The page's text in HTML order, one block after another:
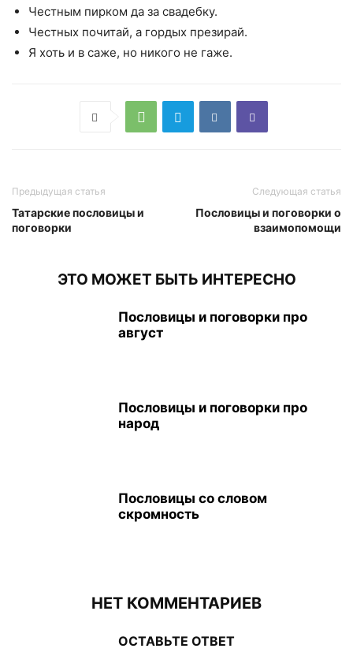
Честным пирком да за свадебку.
Честных почитай, а гордых презирай.
Я хоть и в саже, но никого не гаже.
Предыдущая статья
Татарские пословицы и
поговорки
Следующая статья
Пословицы и поговорки о
взаимопомощи
ЭТО МОЖЕТ БЫТЬ ИНТЕРЕСНО
Пословицы и поговорки про
август
Пословицы и поговорки про
народ
Пословицы со словом
скромность
НЕТ КОММЕНТАРИЕВ
ОСТАВЬТЕ ОТВЕТ